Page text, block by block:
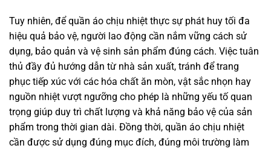
Tuy nhiên, để quần áo chịu nhiệt thực sự phát huy tối đa
hiệu quả bảo vệ, người lao động cần nắm vững cách sử
dụng, bảo quản và vệ sinh sản phẩm đúng cách. Việc tuân
thủ đầy đủ hướng dẫn từ nhà sản xuất, tránh để trang
phục tiếp xúc với các hóa chất ăn mòn, vật sắc nhọn hay
nguồn nhiệt vượt ngưỡng cho phép là những yếu tố quan
trọng giúp duy trì chất lượng và khả năng bảo vệ của sản
phẩm trong thời gian dài. Đồng thời, quần áo chịu nhiệt
cần được sử dụng đúng mục đích, đúng môi trường làm